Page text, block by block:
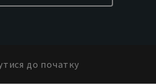
до початку